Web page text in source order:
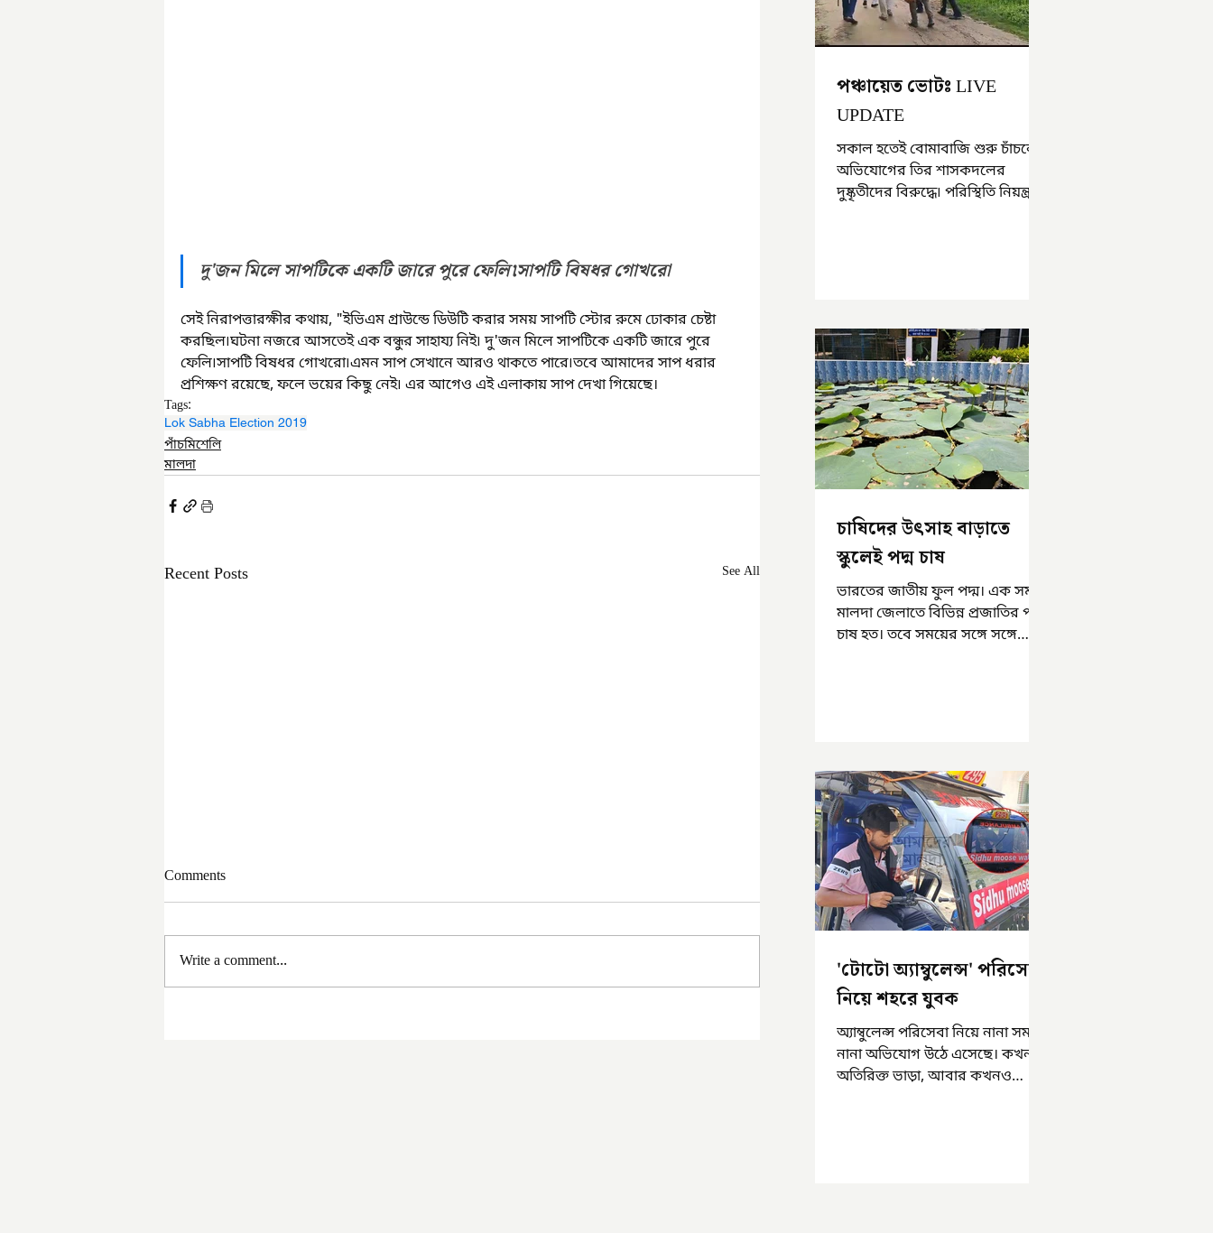
দু'জন মিলে সাপটিকে একটি জারে পুরে ফেলি৷সাপটি বিষধর গোখরো
সেই নিরাপত্তারক্ষীর কথায়, "ইভিএম গ্রাউন্ডে ডিউটি করার সময় সাপটি স্টোর রুমে ঢোকার চেষ্টা
করছিল৷ঘটনা নজরে আসতেই এক বন্ধুর সাহায্য নিই৷ দু'জন মিলে সাপটিকে একটি জারে পুরে
ফেলি৷সাপটি বিষধর গোখরো৷এমন সাপ সেখানে আরও থাকতে পারে৷তবে আমাদের সাপ ধরার
প্রশিক্ষণ রয়েছে, ফলে ভয়ের কিছু নেই৷ এর আগেও এই এলাকায় সাপ দেখা গিয়েছে।
Tags:
Lok Sabha Election 2019
পাঁচমিশেলি
মালদা
Recent Posts See All
Comments
Write a comment...
পঞ্চায়েত ভোটঃ LIVE
UPDATE
সকাল হতেই বোমাবাজি শুরু চাঁচলে৷
অভিযোগের তির শাসকদলের
দুষ্কৃতীদের বিরুদ্ধে৷ পরিস্থিতি নিয়ন্ত্রণে
চাষিদের উৎসাহ বাড়াতে
স্কুলেই পদ্ম চাষ
ভারতের জাতীয় ফুল পদ্ম। এক সময়
মালদা জেলাতে বিভিন্ন প্রজাতির পদ্ম
চাষ হত। তবে সময়ের সঙ্গে সঙ্গে
'টোটো অ্যাম্বুলেন্স' পরিসেবা
নিয়ে শহরে যুবক
অ্যাম্বুলেন্স পরিসেবা নিয়ে নানা সময়
নানা অভিযোগ উঠে এসেছে। কখনও
অতিরিক্ত ভাড়া, আবার কখনও